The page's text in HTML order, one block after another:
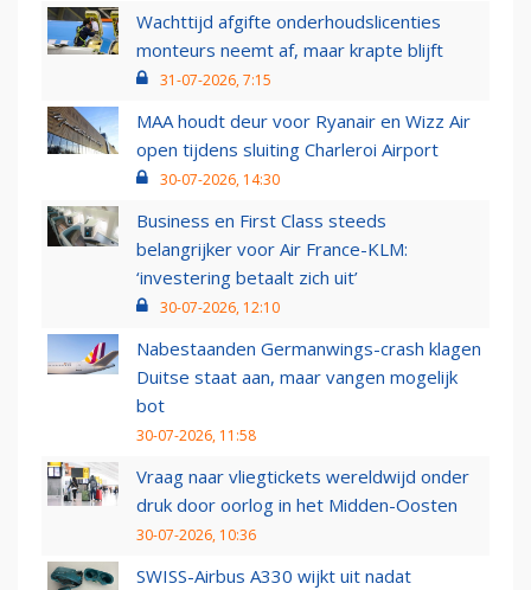
Wachttijd afgifte onderhoudslicenties
monteurs neemt af, maar krapte blijft
31-07-2026, 7:15
MAA houdt deur voor Ryanair en Wizz Air
open tijdens sluiting Charleroi Airport
30-07-2026, 14:30
Business en First Class steeds
belangrijker voor Air France-KLM:
‘investering betaalt zich uit’
30-07-2026, 12:10
Nabestaanden Germanwings-crash klagen
Duitse staat aan, maar vangen mogelijk
bot
30-07-2026, 11:58
Vraag naar vliegtickets wereldwijd onder
druk door oorlog in het Midden-Oosten
30-07-2026, 10:36
SWISS-Airbus A330 wijkt uit nadat